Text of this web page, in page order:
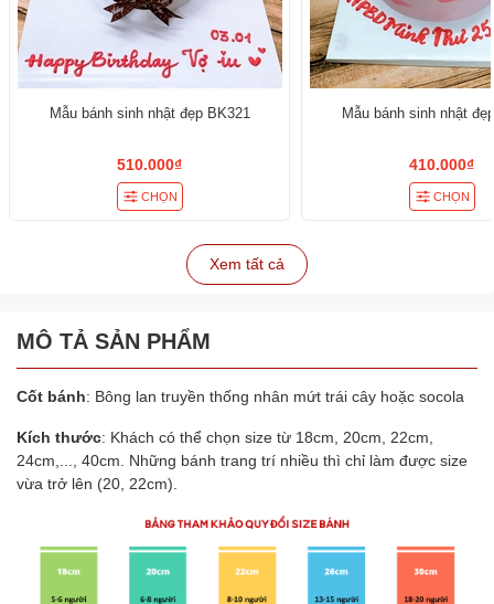
Mẫu bánh sinh nhật đẹp BK321
510.000₫
CHỌN
Mẫu bánh sinh nhật
410.000₫
CHỌN
Xem tất cả
MÔ TẢ SẢN PHẨM
Cốt bánh: Bông lan truyền thống nhân mứt trái cây hoặc socola
Kích thước: Khách có thể chọn size từ 18cm, 20cm, 22cm,
24cm,..., 40cm. Những bánh trang trí nhiều thì chỉ làm được size
vừa trở lên (20, 22cm).